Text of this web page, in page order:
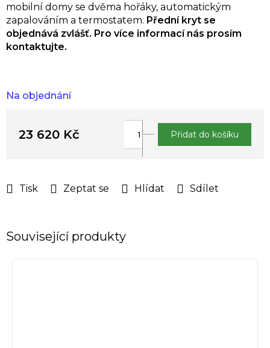
Na objednání
mobilní domy se dvěma hořáky, automatickým
zapalováním a termostatem. Přední kryt se
objednává zvlášť. Pro více informací nás prosím
kontaktujte.
Tisk Zeptat se Hlídat Sdílet
23 620 Kč Přidat do košíku
Související produkty